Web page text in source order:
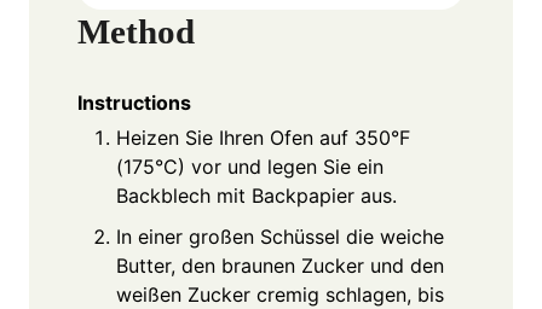
Method
Instructions
Heizen Sie Ihren Ofen auf 350°F
(175°C) vor und legen Sie ein
Backblech mit Backpapier aus.
In einer großen Schüssel die weiche
Butter, den braunen Zucker und den
weißen Zucker cremig schlagen, bis